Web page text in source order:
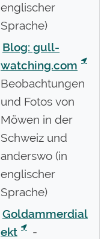
englischer
Sprache)
Blog: gull-
watching.com
Beobachtungen
und Fotos von
Möwen in der
Schweiz und
anderswo (in
englischer
Sprache)
Goldammerdial
ekt
-